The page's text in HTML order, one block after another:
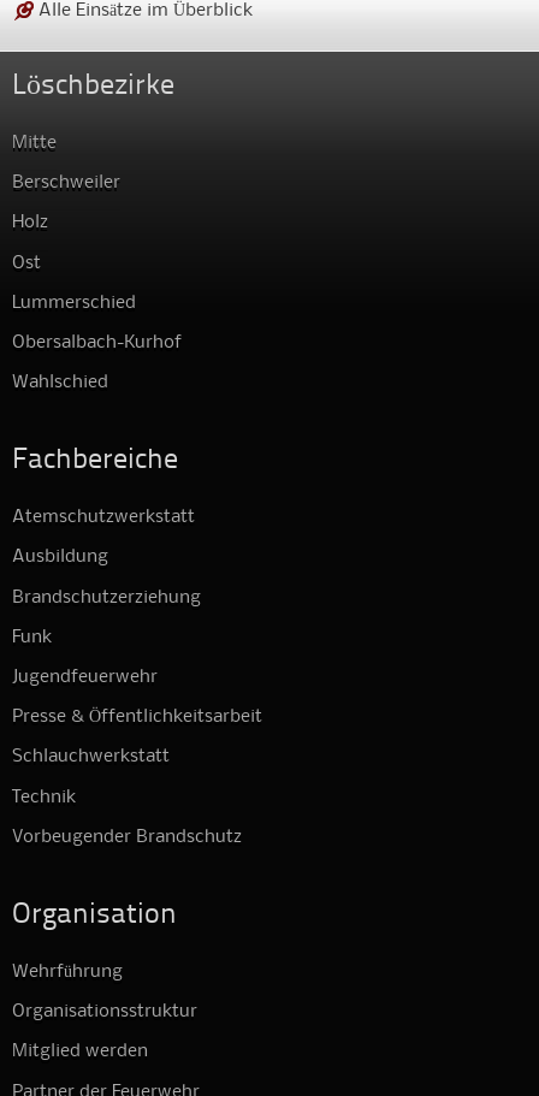
Alle Einsätze im Überblick
Löschbezirke
Mitte
Berschweiler
Holz
Ost
Lummerschied
Obersalbach-Kurhof
Wahlschied
Fachbereiche
Atemschutzwerkstatt
Ausbildung
Brandschutzerziehung
Funk
Jugendfeuerwehr
Presse & Öffentlichkeitsarbeit
Schlauchwerkstatt
Technik
Vorbeugender Brandschutz
Organisation
Wehrführung
Organisationsstruktur
Mitglied werden
Partner der Feuerwehr